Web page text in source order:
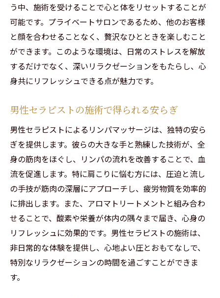
う中、施術を受けることで心と体をリセットすることが
可能です。プライベートサロンであるため、他のお客様
と顔を合わせることなく、贅沢なひとときを楽しむこと
ができます。このような環境は、日常のストレスを解放
するだけでなく、深いリラクゼーションをもたらし、心
身共にリフレッシュできる点が魅力です。
男性セラピストの施術で得られる安らぎ
男性セラピストによるリンパマッサージは、独特の安ら
ぎを提供します。彼らの大きな手と熟練した技術が、全
身の筋肉をほぐし、リンパの流れを改善することで、血
流を促進します。特に肩こりに悩む方には、圧迫と流し
の手技が筋肉の深層にアプローチし、疲労物質を効率的
に排出します。また、アロマトリートメントと組み合わ
せることで、酸素や栄養が体内の隅々まで届き、心身の
リフレッシュに効果的です。男性セラピストの施術は、
非日常的な体験を提供し、心地よい圧とおもてなしで、
特別なリラクゼーションの時間を過ごすことができま
す。